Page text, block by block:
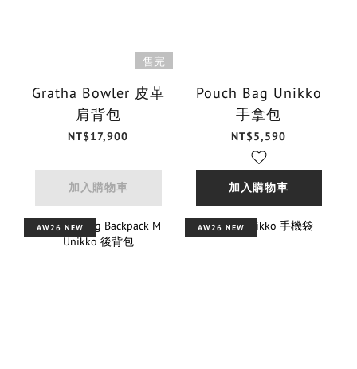
售完
Gratha Bowler 皮革
肩背包
NT$17,900
加入購物車
Pouch Bag Unikko
手拿包
NT$5,590
加入購物車
AW26 NEW AW26 NEW